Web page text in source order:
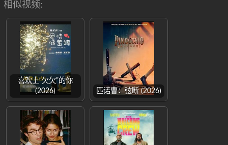
相似视频:
喜欢上“欠欠”的你
(2026)
匹诺曹：弦断 (2026)